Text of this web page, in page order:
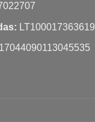
LT100017363619